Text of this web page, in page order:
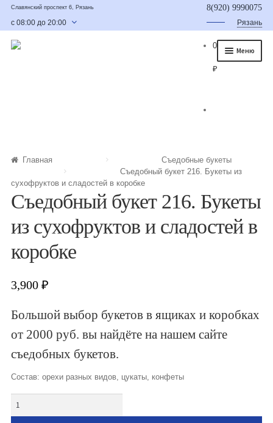
Славянский проспект 6, Рязань
с 08:00 до 20:00
8(920) 9990075
Рязань
Меню
Букет для мужчины
Букет из фруктов и овощей
Сладкие букеты из конфет
Букеты из сухофруктов и орехов
Букеты из клубники и ягод
Детские букеты
Букет учителю
Съедобные Корзины
0
₽
Главная
Съедобные букеты
Съедобный букет 216. Букеты из
сухофруктов и сладостей в коробке
Съедобный букет 216. Букеты
из сухофруктов и сладостей в
коробке
3,900₽
Большой выбор букетов в ящиках и коробках
от 2000 руб. вы найдёте на нашем сайте
съедобных букетов.
Состав: орехи разных видов, цукаты, конфеты